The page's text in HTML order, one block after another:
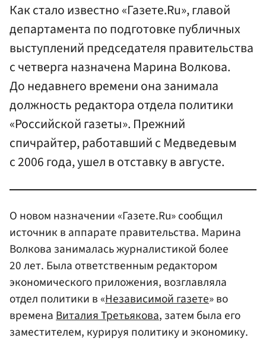
Как стало известно «Газете.Ru», главой
департамента по подготовке публичных
выступлений председателя правительства
с четверга назначена Марина Волкова.
До недавнего времени она занимала
должность редактора отдела политики
«Российской газеты». Прежний
спичрайтер, работавший с Медведевым
с 2006 года, ушел в отставку в августе.
О новом назначении «Газете.Ru» сообщил
источник в аппарате правительства. Марина
Волкова занималась журналистикой более
20 лет. Была ответственным редактором
экономического приложения, возглавляла
отдел политики в «Независимой газете» во
временаВиталия Третьякова, затем была его
заместителем, курируя политику и экономику.